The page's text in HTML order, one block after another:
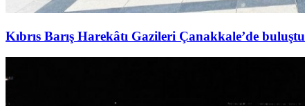
Kıbrıs Barış Harekâtı Gazileri Çanakkale’de buluştu